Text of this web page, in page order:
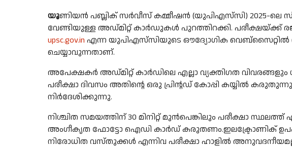
യൂണിയന്‍ പബ്ലിക് സര്‍വീസ് കമ്മീഷന്‍ (യുപിഎസ്‌സി) 2025-ലെ
വേണ്ടിയുള്ള അഡ്മിറ്റ് കാര്‍ഡുകള്‍ പുറത്തിറക്കി. പരീക്ഷയ്ക്ക്
upsc.gov.in എന്ന യുപിഎസ്‌സിയുടെ ഔദ്യോഗിക വെബ്‌സൈറ്റില്‍
ചെയ്യാവുന്നതാണ്.
അപേക്ഷകര്‍ അഡ്മിറ്റ് കാര്‍ഡിലെ എല്ലാ വ്യക്തിഗത
പരീക്ഷാ ദിവസം അതിന്റെ ഒരു പ്രിന്റഡ് കോപ്പി കയ്യില്‍
നിര്‍ദേശിക്കുന്നു.
നിശ്ചിത സമയത്തിന് 30 മിനിറ്റ് മുന്‍പെങ്കിലും പരീക്ഷാ
അംഗീകൃത ഫോട്ടോ ഐഡി കാര്‍ഡ്
നിരോധിത വസ്തുക്കള്‍ എന്നിവ പരീക്ഷാ ഹാളില്‍